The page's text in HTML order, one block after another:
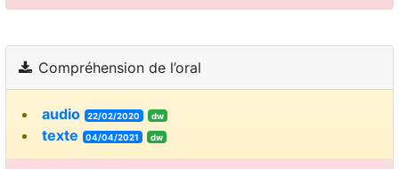
Compréhension de l’oral
audio 22/02/2020 dw
texte 04/04/2021 dw